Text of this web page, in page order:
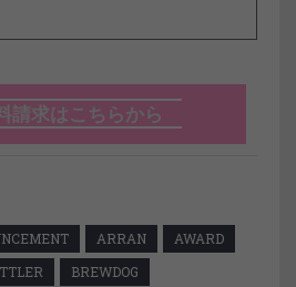
請求はこちらから
ARRAN
AWARD
BREWDOG